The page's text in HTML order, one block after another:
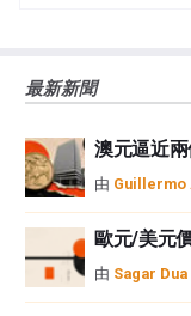
觀點，並不代表FXStreet
如果文章正文中沒有明確
中都沒有頭寸，也沒有與
者沒有收到撰寫這篇文章
FXStreet和作者不提供個
性不作任何陳述。
或損害由此資訊及其顯示
FXStreet並非註冊投資顧
最新新聞
澳元逼近
由 Guillermo
歐元/美元
由 Sagar Dua